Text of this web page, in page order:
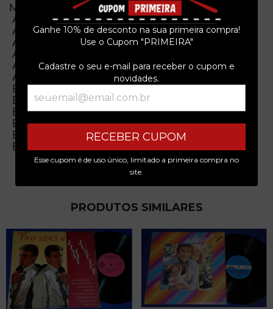
Ganhe 10% de desconto na sua primeira compra!
Use o Cupom "PRIMEIRA"
Cadastre o seu e-mail para receber o cupom e
novidades.
RECEBER CUPOM
Esse cupom é de uso único, limitado a primeira compra no
site.
Musicas
A1 Never Again (5:06)
A2 Shades Of Green (Part II) (3:59)
A3 Even You May Shine (4:41)
A4 Trail Of Scarlet (3:44)
A5 Spider And The Fly (4:47)
A6 She Conjures Me Wings (2:48)
B1 Sticks And Stones (4:45)
B2 Like A Child Again (3:38)
B3 Who Will Love Me Tomorrow? (4:09)
B4 You Make Me Breathe (4:36)
B5 From One Jesus To Another (3:50)
B6 Until There's Another Sunrise (5:33)
PRODUTOS SIMILARES